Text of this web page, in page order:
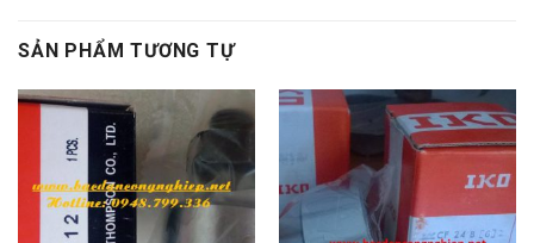
SẢN PHẨM TƯƠNG TỰ